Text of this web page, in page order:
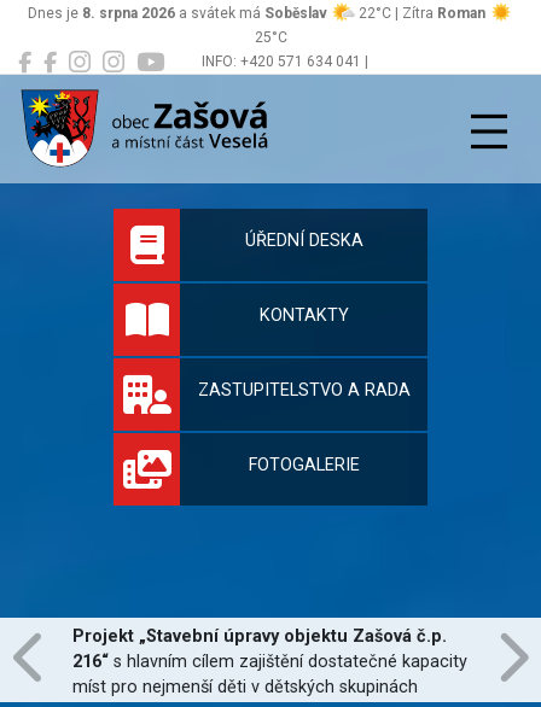
INFO: +420 571 634 041 |
Dnes je 8. srpna 2026 a svátek má Soběslav 22°C | Zítra Roman
25°C
Zašová
Oficiální stránky
ÚŘEDNÍ DESKA
KONTAKTY
ZASTUPITELSTVO A RADA
FOTOGALERIE
Projekt „Stavební úpravy objektu Zašová č.p.
216“ s hlavním cílem zajištění dostatečné kapacity
míst pro nejmenší děti v dětských skupinách